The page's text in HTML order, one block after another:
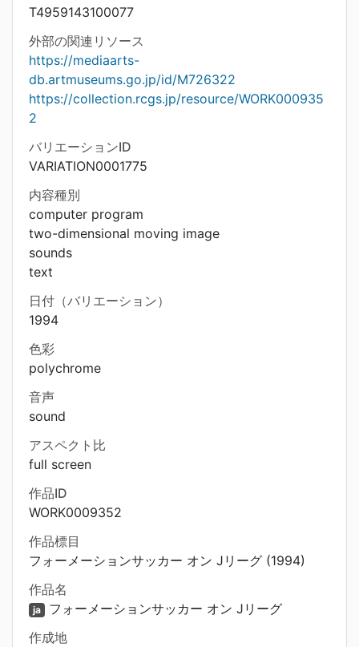
T4959143100077
外部の関連リソース
https://mediaarts-
db.artmuseums.go.jp/id/M726322
https://collection.rcgs.jp/resource/WORK000935
2
バリエーションID
VARIATION0001775
内容種別
computer program
two-dimensional moving image
sounds
text
日付（バリエーション）
1994
色彩
polychrome
音声
sound
アスペクト比
full screen
作品ID
WORK0009352
作品標目
フォーメーションサッカー オン Jリーグ (1994)
作品名
ja フォーメーションサッカー オン Jリーグ
作成地